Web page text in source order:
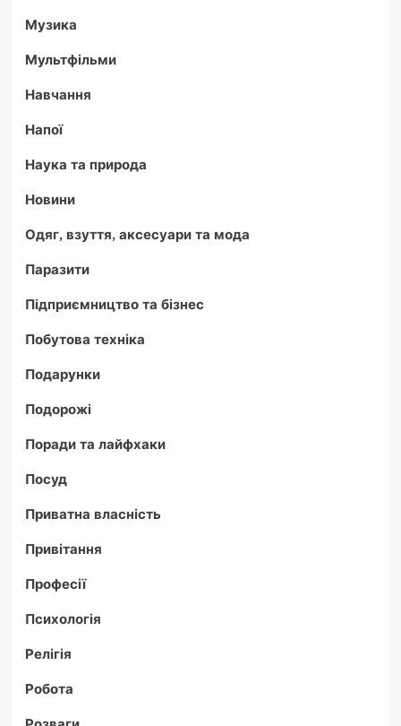
Музика
Мультфільми
Навчання
Напої
Наука та природа
Новини
Одяг, взуття, аксесуари та мода
Паразити
Підприємництво та бізнес
Побутова техніка
Подарунки
Подорожі
Поради та лайфхаки
Посуд
Приватна власність
Привітання
Професії
Психологія
Релігія
Робота